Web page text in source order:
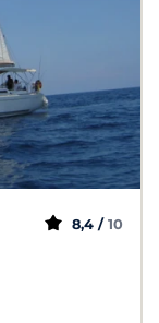
8,4 / 10